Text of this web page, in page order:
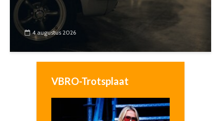
4 augustus 2026
VBRO-Trotsplaat